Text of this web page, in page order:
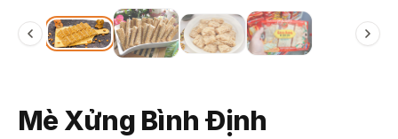
Mè Xửng Bình Định